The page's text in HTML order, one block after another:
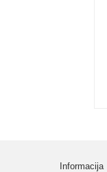
Informacija